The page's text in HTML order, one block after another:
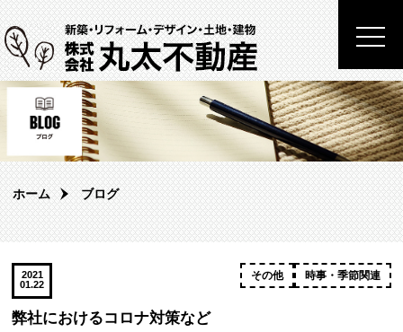
ホーム ブログ
2021
01.22
その他 時事・季節関連
弊社におけるコロナ対策など